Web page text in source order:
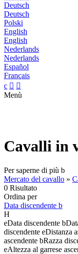
Deutsch
Deutsch
Polski
English
English
Nederlands
Nederlands
Español
Français
c  
Menù
Cavalli in
Per saperne di più b
Mercato del cavallo »
0 Risultato
Ordina per
Data discendente b
H
eData discendente b
discendente eDistanza
ascendente bRazza
eAltezza al garrese